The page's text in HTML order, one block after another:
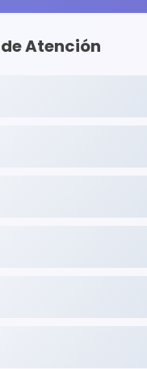
de Atención